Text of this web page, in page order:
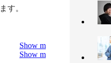
す。
Show more
Show more